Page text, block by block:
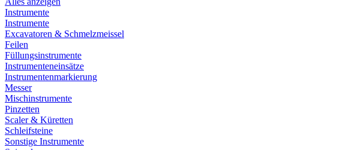
Instrumente
Instrumente
Excavatoren & Schmelzmeissel
Feilen
Füllungsinstrumente
Instrumenteneinsätze
Instrumentenmarkierung
Messer
Mischinstrumente
Pinzetten
Scaler & Küretten
Schleifsteine
Sonstige Instrumente